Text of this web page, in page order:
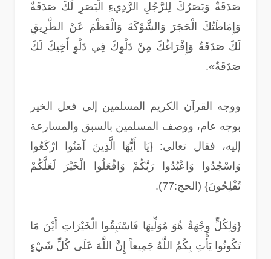
صَدَقَةٌ وَبَصَرُكَ لِلرَّجُلِ الرَّدِيءِ الْبَصَرِ لَكَ صَدَقَةٌ
وَإِمَاطَتُكَ الْحَجَرَ وَالشَّوْكَةَ وَالْعَظْمَ عَنْ الطَّرِيقِ
لَكَ صَدَقَةٌ وَإِفْرَاغُكَ مِنْ دَلْوِكَ فِي دَلْوِ أَخِيكَ لَكَ
صَدَقَةٌ».
ووجه القرآن الكريم المسلمين إلى فعل الخير
بوجه عام، ووصف المسلمين بالسبق والمسارعة
إليه، فقال تعالى: {يَا أَيُّهَا الَّذِينَ آمَنُوا ارْكَعُوا
وَاسْجُدُوا وَاعْبُدُوا رَبَّكُمْ وَافْعَلُوا الْخَيْرَ لَعَلَّكُمْ
تُفْلِحُونَ} (الحج:77).
{وَلِكُلٍّ وِجْهَةٌ هُوَ مُوَلِّيهَا فَاسْتَبِقُوا الْخَيْرَاتِ أَيْنَ مَا
تَكُونُوا يَأْتِ بِكُمُ اللَّهُ جَمِيعاً إِنَّ اللَّهَ عَلَى كُلِّ شَيْءٍ